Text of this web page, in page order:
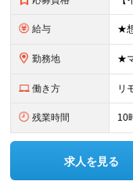
給与
勤務地
働き方 リ
残業時間 10
求人を見る